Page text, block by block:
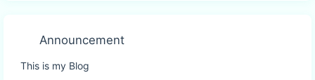
Announcement
This is my Blog